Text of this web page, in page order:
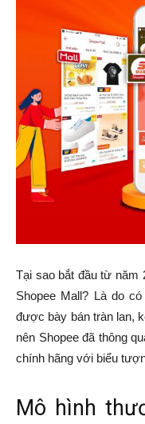
Tại sao bắt đầu từ năm
Shopee Mall? Là do
được bày bán tràn lan,
nên Shopee đã thông
chính hãng với biểu
Mô hình